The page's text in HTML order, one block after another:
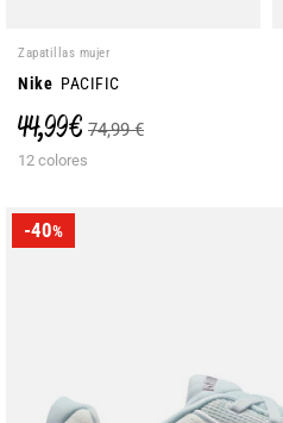
Zapatillas mujer
Nike PACIFIC
44,99 € 74,99 €
12 colores
-40%